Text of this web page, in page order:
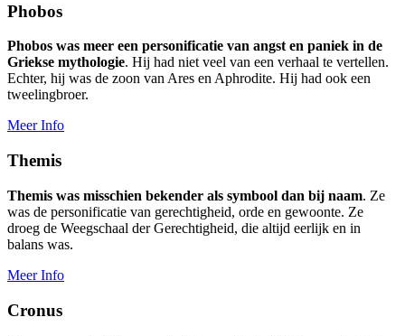
Phobos
Phobos was meer een personificatie van angst en paniek in de
Griekse mythologie. Hij had niet veel van een verhaal te vertellen.
Echter, hij was de zoon van Ares en Aphrodite. Hij had ook een
tweelingbroer.
Meer Info
Themis
Themis was misschien bekender als symbool dan bij naam. Ze
was de personificatie van gerechtigheid, orde en gewoonte. Ze
droeg de Weegschaal der Gerechtigheid, die altijd eerlijk en in
balans was.
Meer Info
Cronus